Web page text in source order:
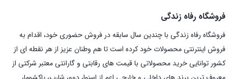
فروشگاه رفاه زندگی
فروشگاه رفاه زندگی با چندین سال سابقه در فروش حضوری خود، اقدام به
فروش اینترنتی محصولات خود کرده است تا هم وطنان عزیز از هر نقطه ای از
کشور توانایی خرید محصولاتی با قیمت های رقابتی و گارانتی معتبر شرکتی از